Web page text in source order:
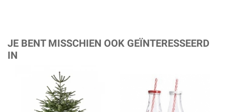
JE BENT MISSCHIEN OOK GEÏNTERESSEERD
IN